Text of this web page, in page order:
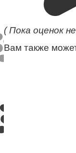
( Пока оценок
Вам также